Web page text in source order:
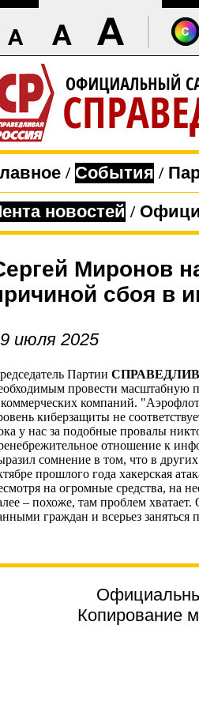
/ События /
новостей /
Миронов
сбоя в
июля 2025
Партии
провести масштабную
компаний.
киберзащиты не
у нас за подобные провалы
отношение к
сомнение в том, что в
прошлого года хакерская
на огромные средства, на
– похоже, там проблем
граждан и всерьез
Копирование